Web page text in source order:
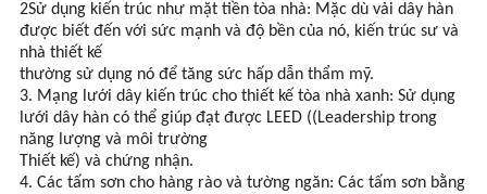
2Sử dụng kiến trúc như mặt tiền tòa nhà: Mặc dù vải dây hàn
được biết đến với sức mạnh và độ bền của nó, kiến trúc sư và
nhà thiết kế
thường sử dụng nó để tăng sức hấp dẫn thẩm mỹ.
3. Mạng lưới dây kiến trúc cho thiết kế tòa nhà xanh: Sử dụng
lưới dây hàn có thể giúp đạt được LEED ((Leadership trong
năng lượng và môi trường
Thiết kế) và chứng nhận.
4. Các tấm sơn cho hàng rào và tường ngăn: Các tấm sơn bằng